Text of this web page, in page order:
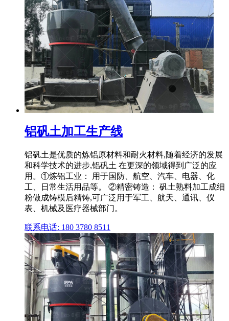
铝矾土加工生产线
铝矾土是优质的炼铝原材料和耐火材料,随着经济的发展
和科学技术的进步,铝矾土 在更深的领域得到广泛的应
用。①炼铝工业： 用于国防、航空、汽车、电器、化
工、日常生活用品等。 ②精密铸造： 矾土熟料加工成细
粉做成铸模后精铸,可广泛用于军工、航天、通讯、仪
表、机械及医疗器械部门。
联系电话: 180 3780 8511